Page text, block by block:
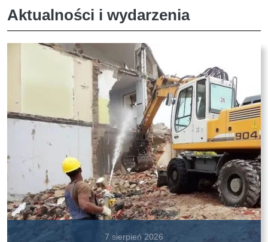
Aktualności i wydarzenia
7 sierpień 2026